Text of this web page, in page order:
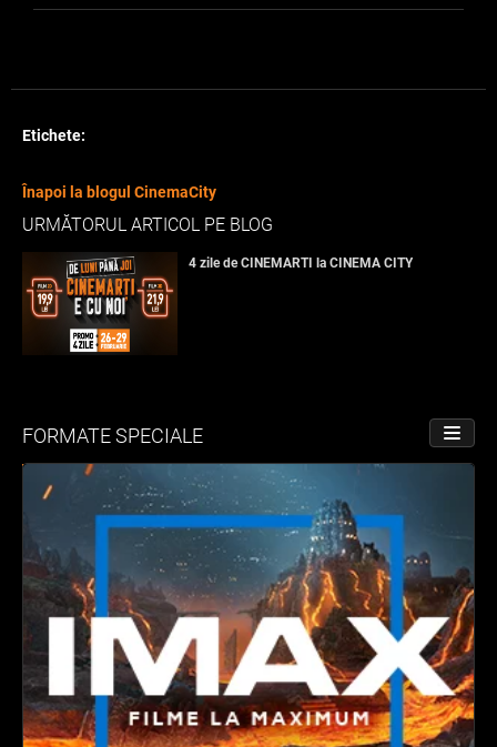
Etichete:
Înapoi la blogul CinemaCity
URMĂTORUL ARTICOL PE BLOG
4 zile de CINEMARTI la CINEMA CITY
FORMATE SPECIALE